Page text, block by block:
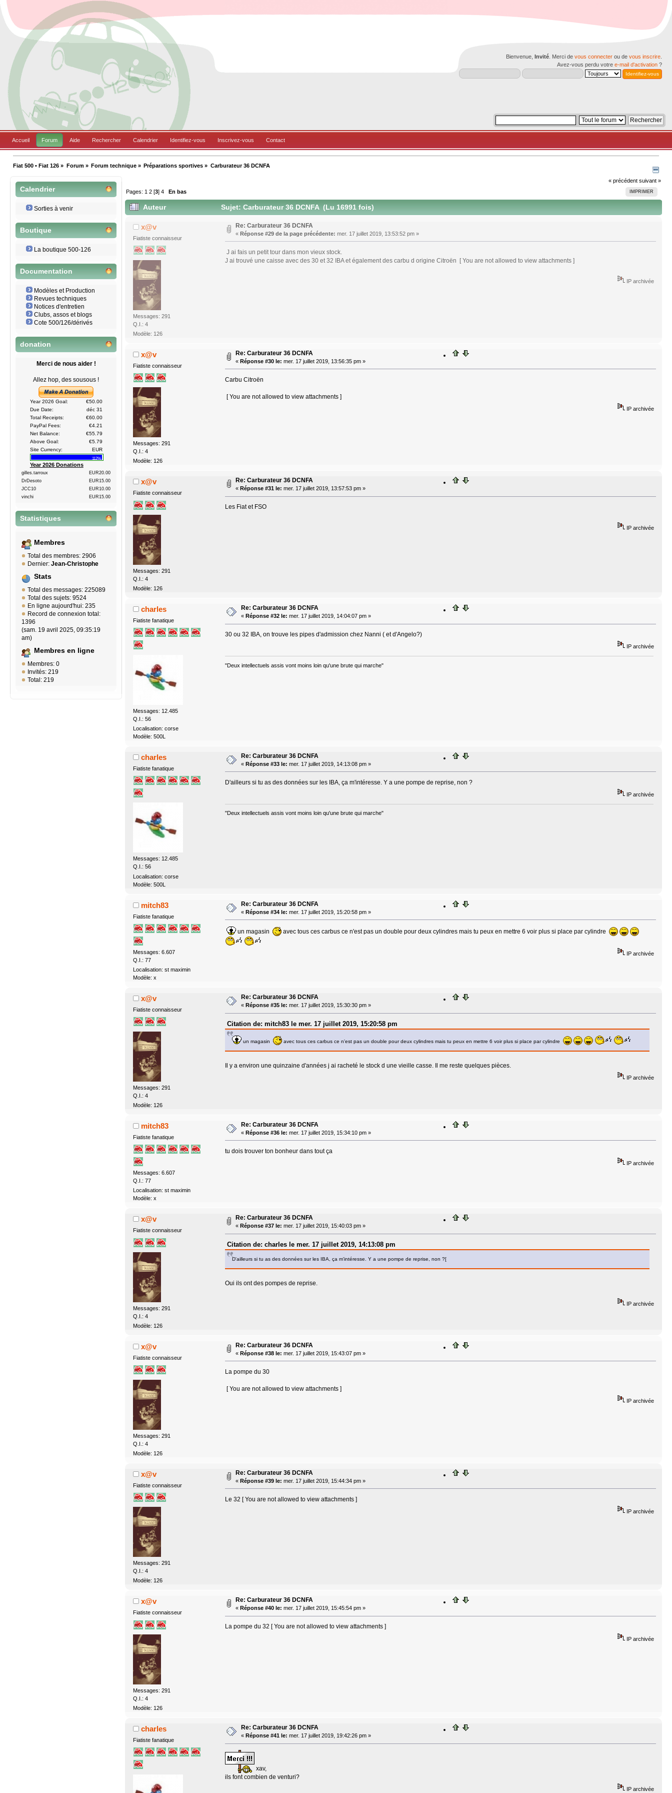
Bienvenue, Invité . Merci de vous connecter ou de vous inscrire
Avez-vous perdu votre e-mail d'activation ?
Accueil Forum Aide Rechercher Calendrier Identifiez-vous Inscrivez-vous Contact
Fiat 500 • Fiat 126 » Forum» Forum technique» Préparations sportives » Carburateur 36 DCNFA
Calendrier
Sorties à venir
Boutique
La boutique 500-126
Documentation
Modèles et Production
Revues techniques
Notices d'entretien
Clubs, assos et blogs
Cote 500/126/dérivés
donation
Merci de nous aider !
Allez hop, des sousous !
Year 2026 Goal:
€50.00
Due Date:
déc 31
Total Receipts:
€60.00
PayPal Fees:
€4.21
Net Balance:
€55.79
Above Goal:
€5.79
Site Currency:
EUR
112%
Year 2026 Donations
gilles.tarroux
EUR20.00
DrDesoto
EUR15.00
JCC10
EUR10.00
vinchi
EUR15.00
Statistiques
Membres
Total des membres: 2906
Dernier: Jean-Christophe
Stats
Total des messages: 225089
Total des sujets: 9524
En ligne aujourd'hui: 235
Record de connexion total:
1396
(sam. 19 avril 2025, 09:35:19
am)
Membres en ligne
Membres: 0
Invités: 219
Total: 219
« précédent suivant »
IMPRIMER
Pages: 1 2 [3]4 En bas
Auteur Sujet: Carburateur 36 DCNFA (Lu 16991 fois)
x@v
Fiatiste connaisseur
Messages: 291
Q.I.: 4
Modèle: 126
Re: Carburateur 36 DCNFA
« Réponse #29 de la page précédente: mer. 17 juillet 2019, 13:53:52 pm »
J ai fais un petit tour dans mon vieux stock.
J ai trouvé une caisse avec des 30 et 32 IBA et également des carbu d origine Citroën [ You are not allowed to view attachments ]
IP archivée
x@v
Fiatiste connaisseur
Messages: 291
Q.I.: 4
Modèle: 126
Re: Carburateur 36 DCNFA
« Réponse #30 le: mer. 17 juillet 2019, 13:56:35 pm »
Carbu Citroën
[ You are not allowed to view attachments ]
IP archivée
x@v
Fiatiste connaisseur
Messages: 291
Q.I.: 4
Modèle: 126
Re: Carburateur 36 DCNFA
« Réponse #31 le: mer. 17 juillet 2019, 13:57:53 pm »
Les Fiat et FSO
IP archivée
charles
Fiatiste fanatique
Messages: 12.485
Q.I.: 56
Localisation: corse
Modèle: 500L
Re: Carburateur 36 DCNFA
« Réponse #32 le: mer. 17 juillet 2019, 14:04:07 pm »
30 ou 32 IBA, on trouve les pipes d'admission chez Nanni ( et d'Angelo?)
IP archivée
"Deux intellectuels assis vont moins loin qu'une brute qui marche"
charles
Fiatiste fanatique
Messages: 12.485
Q.I.: 56
Localisation: corse
Modèle: 500L
Re: Carburateur 36 DCNFA
« Réponse #33 le: mer. 17 juillet 2019, 14:13:08 pm »
D'ailleurs si tu as des données sur les IBA, ça m'intéresse. Y a une pompe de reprise, non ?
IP archivée
"Deux intellectuels assis vont moins loin qu'une brute qui marche"
mitch83
Fiatiste fanatique
Messages: 6.607
Q.I.: 77
Localisation: st maximin
Modèle: x
Re: Carburateur 36 DCNFA
« Réponse #34 le: mer. 17 juillet 2019, 15:20:58 pm »
un magasin avec tous ces carbus ce n'est pas un double pour deux cylindres mais tu peux en mettre 6 voir plus si place par cylindre
IP archivée
x@v
Fiatiste connaisseur
Messages: 291
Q.I.: 4
Modèle: 126
Re: Carburateur 36 DCNFA
« Réponse #35 le: mer. 17 juillet 2019, 15:30:30 pm »
Citation de: mitch83 le mer. 17 juillet 2019, 15:20:58 pm
un magasin avec tous ces carbus ce n'est pas un double pour deux cylindres mais tu peux en mettre 6 voir plus si place par cylindre
Il y a environ une quinzaine d'années j ai racheté le stock d une vieille casse. Il me reste quelques pièces.
IP archivée
mitch83
Fiatiste fanatique
Messages: 6.607
Q.I.: 77
Localisation: st maximin
Modèle: x
Re: Carburateur 36 DCNFA
« Réponse #36 le: mer. 17 juillet 2019, 15:34:10 pm »
tu dois trouver ton bonheur dans tout ça
IP archivée
x@v
Fiatiste connaisseur
Messages: 291
Q.I.: 4
Modèle: 126
Re: Carburateur 36 DCNFA
« Réponse #37 le: mer. 17 juillet 2019, 15:40:03 pm »
Citation de: charles le mer. 17 juillet 2019, 14:13:08 pm
D'ailleurs si tu as des données sur les IBA, ça m'intéresse. Y a une pompe de reprise, non ?[
Oui ils ont des pompes de reprise.
IP archivée
x@v
Fiatiste connaisseur
Messages: 291
Q.I.: 4
Modèle: 126
Re: Carburateur 36 DCNFA
« Réponse #38 le: mer. 17 juillet 2019, 15:43:07 pm »
La pompe du 30
[ You are not allowed to view attachments ]
IP archivée
x@v
Fiatiste connaisseur
Messages: 291
Q.I.: 4
Modèle: 126
Re: Carburateur 36 DCNFA
« Réponse #39 le: mer. 17 juillet 2019, 15:44:34 pm »
Le 32 [ You are not allowed to view attachments ]
IP archivée
x@v
Fiatiste connaisseur
Messages: 291
Q.I.: 4
Modèle: 126
Re: Carburateur 36 DCNFA
« Réponse #40 le: mer. 17 juillet 2019, 15:45:54 pm »
La pompe du 32 [ You are not allowed to view attachments ]
IP archivée
charles
Fiatiste fanatique
Re: Carburateur 36 DCNFA
« Réponse #41 le: mer. 17 juillet 2019, 19:42:26 pm »
xav,
ils font combien de venturi?
IP archivée